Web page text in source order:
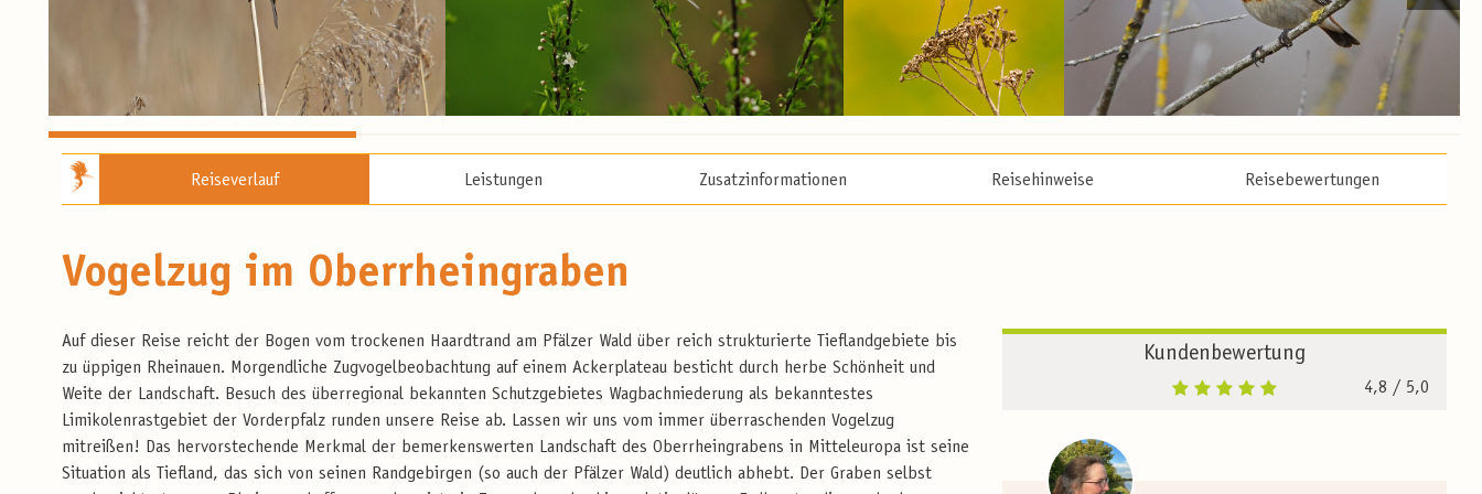
Reiseverlauf Leistungen Zusatzinformationen Reisehinweise Reisebewertungen
Vogelzug im Oberrheingraben
Auf dieser Reise reicht der Bogen vom trockenen Haardtrand am Pfälzer Wald über reich strukturierte Tieflandgebiete bis
zu üppigen Rheinauen. Morgendliche Zugvogelbeobachtung auf einem Ackerplateau besticht durch herbe Schönheit und
Weite der Landschaft. Besuch des überregional bekannten Schutzgebietes Wagbachniederung als bekanntestes
Limikolenrastgebiet der Vorderpfalz runden unsere Reise ab. Lassen wir uns vom immer überraschenden Vogelzug
mitreißen! Das hervorstechende Merkmal der bemerkenswerten Landschaft des Oberrheingrabens in Mitteleuropa ist seine
Situation als Tiefland, das sich von seinen Randgebirgen (so auch der Pfälzer Wald) deutlich abhebt. Der Graben selbst
Kundenbewertung
4,8 / 5,0